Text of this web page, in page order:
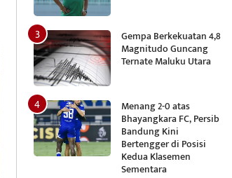
Gempa Berkekuatan 4,8
Magnitudo Guncang
Ternate Maluku Utara
Menang 2-0 atas
Bhayangkara FC, Persib
Bandung Kini
Bertengger di Posisi
Kedua Klasemen
Sementara